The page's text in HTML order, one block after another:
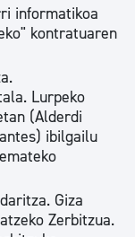
informatikoa
kontratuaren
Lurpeko
(Alderdi
ibilgailu
Giza
Zerbitzua.